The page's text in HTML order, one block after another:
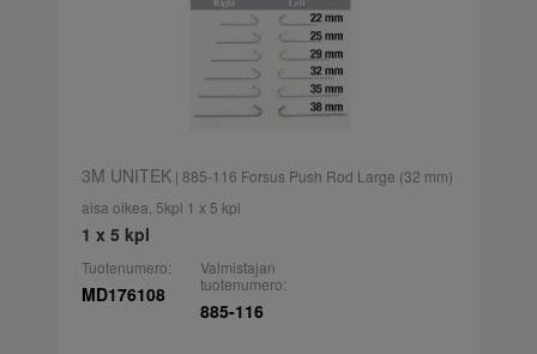
3M UNITEK| 885-116 Forsus Push Rod Large (32 mm)
aisa oikea, 5kpl 1 x 5 kpl
1 x 5 kpl
Tuotenumero:
MD176108
Valmistajan
tuotenumero:
885-116